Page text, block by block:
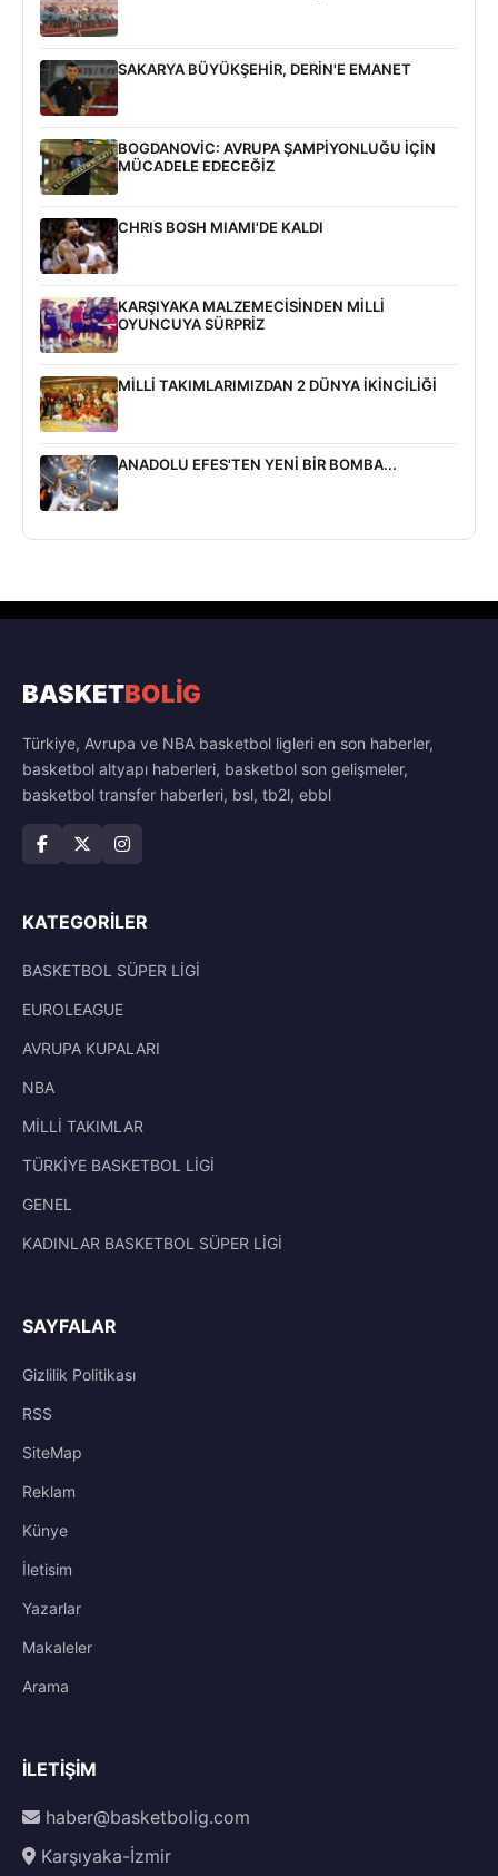
SAKARYA BÜYÜKŞEHİR, DERİN'E EMANET
BOGDANOVİC: AVRUPA ŞAMPİYONLUĞU İÇİN
MÜCADELE EDECEĞİZ
CHRIS BOSH MIAMI'DE KALDI
KARŞIYAKA MALZEMECİSİNDEN MİLLİ
OYUNCUYA SÜRPRİZ
MİLLİ TAKIMLARIMIZDAN 2 DÜNYA İKİNCİLİĞİ
ANADOLU EFES'TEN YENİ BİR BOMBA...
BASKETBOLİG
Türkiye, Avrupa ve NBA basketbol ligleri en son haberler,
basketbol altyapı haberleri, basketbol son gelişmeler,
basketbol transfer haberleri, bsl, tb2l, ebbl
KATEGORILER
BASKETBOL SÜPER LİGİ
EUROLEAGUE
AVRUPA KUPALARI
NBA
MİLLİ TAKIMLAR
TÜRKİYE BASKETBOL LİGİ
GENEL
KADINLAR BASKETBOL SÜPER LİGİ
SAYFALAR
Gizlilik Politikası
RSS
SiteMap
Reklam
Künye
İletisim
Yazarlar
Makaleler
Arama
İLETIŞIM
haber@basketbolig.com
Karşıyaka-İzmir